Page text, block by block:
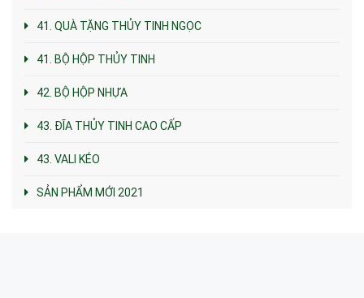
41. QUÀ TẶNG THỦY TINH NGỌC
41. BỘ HỘP THỦY TINH
42. BỘ HỘP NHỰA
43. ĐĨA THỦY TINH CAO CẤP
43. VALI KÉO
SẢN PHẨM MỚI 2021